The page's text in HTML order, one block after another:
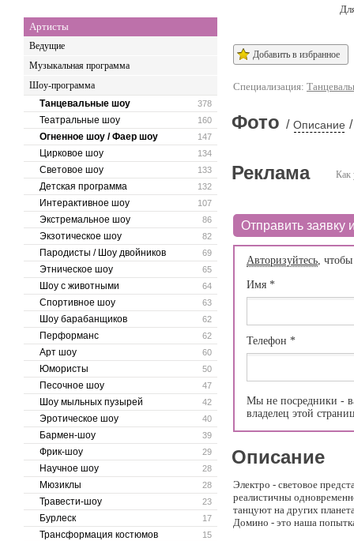
Артисты
Ведущие
Музыкальная программа
Шоу-программа
378
Танцевальные шоу
160
Театральные шоу
147
Огненное шоу / Фаер шоу
134
Цирковое шоу
133
Световое шоу
132
Детская программа
107
Интерактивное шоу
86
Экстремальное шоу
82
Экзотическое шоу
69
Пародисты / Шоу двойников
65
Этническое шоу
64
Шоу с животными
63
Спортивное шоу
62
Шоу барабанщиков
62
Перформанс
60
Арт шоу
50
Юмористы
47
Песочное шоу
42
Шоу мыльных пузырей
40
Эротическое шоу
39
Бармен-шоу
29
Фрик-шоу
28
Научное шоу
28
Мюзиклы
23
Травести-шоу
17
Бурлеск
15
Трансформация костюмов
Добавить в избранное
Специализация:
Фото / Описание /
Как
Реклама
Отправить заявку
Авторизуйтесь,
Имя *
Телефон *
Мы не посредники -
владелец этой
Описание
Электро - световое
реалистичны
танцуют на других
Домино - это наша